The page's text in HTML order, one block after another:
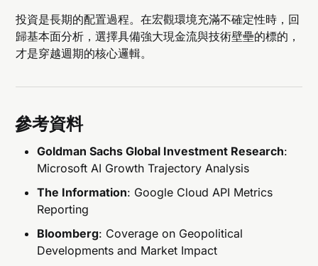
投資是長期的配置過程。在宏觀環境充滿不確定性時，回
歸基本面分析，選擇具備強大現金流與技術壁壘的標的，
才是穿越週期的核心邏輯。
參考資料
Goldman Sachs Global Investment Research:
Microsoft AI Growth Trajectory Analysis
The Information: Google Cloud API Metrics
Reporting
Bloomberg: Coverage on Geopolitical
Developments and Market Impact